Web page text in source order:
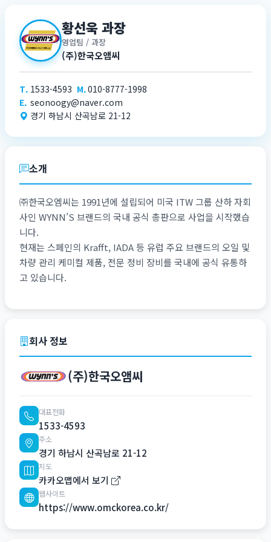
황선욱 과장
영업팀 / 과장
(주)한국오앰씨
T. 1533-4593 M.010-8777-1998
E. seonoogy@naver.com
경기 하남시 산곡남로 21-12
소개
㈜한국오엠씨는 1991년에 설립되어 미국 ITW 그룹 산하 자회
사인 WYNN’S 브랜드의 국내 공식 총판으로 사업을 시작했습
니다.
현재는 스페인의 Krafft, IADA 등 유럽 주요 브랜드의 오일 및
차량 관리 케미컬 제품, 전문 정비 장비를 국내에 공식 유통하
고 있습니다.
회사 정보
(주)한국오앰씨
대표전화
1533-4593
주소
경기 하남시 산곡남로 21-12
지도
카카오맵에서 보기
웹사이트
https://www.omckorea.co.kr/